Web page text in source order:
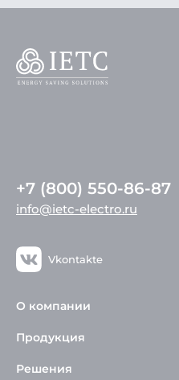
+7 (800) 550-86-87
info@ietc-electro.ru
Vkontakte
О компании
Продукция
Решения